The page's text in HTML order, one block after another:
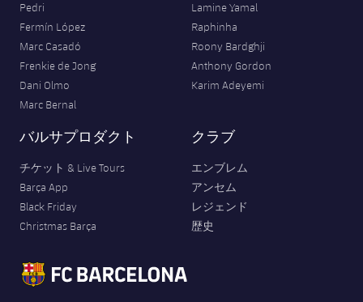
Pedri
Fermín López
Marc Casadó
Frenkie de Jong
Dani Olmo
Marc Bernal
Lamine Yamal
Raphinha
Roony Bardghji
Anthony Gordon
Karim Adeyemi
バルサプロダクト
チケット & Live Tours
Barça App
Black Friday
Christmas Barça
クラブ
エンブレム
アンセム
レジェンド
歴史